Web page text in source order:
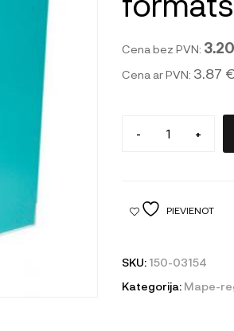
Cena bez PVN:
Cena ar PVN: 3.87 €
- +
PIEVIENOT
SKU: 150-03154
Kategorija: Mape-